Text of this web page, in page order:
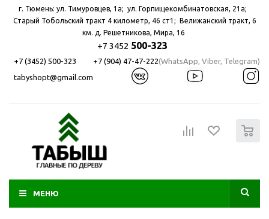
г. Тюмень: ул. Тимуровцев, 1а; ул. Горпищекомбинатовская, 21а; ​
Старый Тобольский тракт 4 километр, 46 ст1; Велижанский тракт, 6
км. д. Решетникова, Мира, 16
+7 3452 500-323
+7 (3452) 500-323 +7 (904) 47-47-222(WhatsApp, Viber, Telegram)
tabyshopt@gmail.com
МЕНЮ